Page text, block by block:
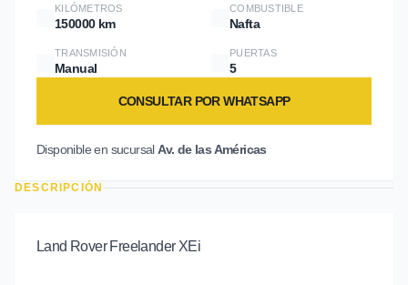
KILÓMETROS
150000 km
COMBUSTIBLE
Nafta
TRANSMISIÓN
Manual
PUERTAS
5
CONSULTAR POR WHATSAPP
Disponible en sucursal Av. de las Américas
DESCRIPCIÓN
Land Rover Freelander XEi